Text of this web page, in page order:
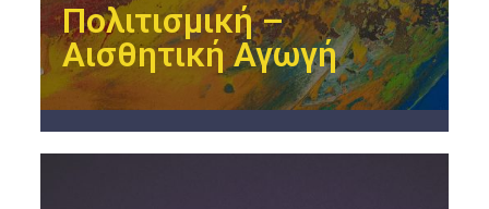
Πολιτισμική –
Αισθητική Αγωγή